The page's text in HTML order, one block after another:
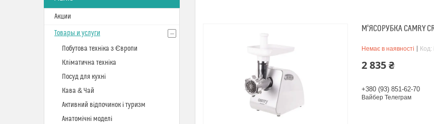
М'ЯСОРУБКА CAMRY
Немає в наявності Код:
2 835 ₴
+380 (93) 851-62-70
Вайбер Телеграм
Акции
Товары и услуги
Побутова техніка з Європи
Кліматична техніка
Посуд для кухні
Кава & Чай
Активний відпочинок і туризм
Анатомічні моделі